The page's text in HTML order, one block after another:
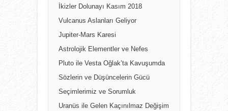
İkizler Dolunayı Kasım 2018
Vulcanus Aslanları Geliyor
Jupiter-Mars Karesi
Astrolojik Elementler ve Nefes
Pluto ile Vesta Oğlak’ta Kavuşumda
Sözlerin ve Düşüncelerin Gücü
Seçimlerimiz ve Sorumluk
Uranüs ile Gelen Kaçınılmaz Değişim